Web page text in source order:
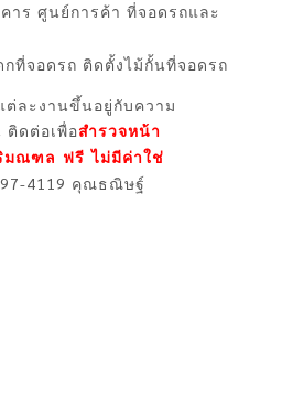
าร ศูนย์การค้า ที่จอดรถและ
กที่จอดรถ ติดตั้งไม้กั้นที่จอดรถ
ต่ละงานขึ้นอยู่กับความ
ติดต่อเพื่อสำรวจหน้า
มณฑล ฟรี ไม่มีค่าใช่
4119 คุณธณิษฐ์